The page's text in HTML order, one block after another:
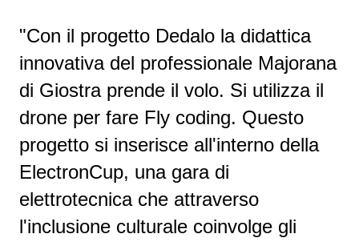
"Con il progetto Dedalo la didattica
innovativa del professionale Majorana
di Giostra prende il volo. Si utilizza il
drone per fare Fly coding. Questo
progetto si inserisce all'interno della
ElectronCup, una gara di
elettrotecnica che attraverso
l'inclusione culturale coinvolge gli